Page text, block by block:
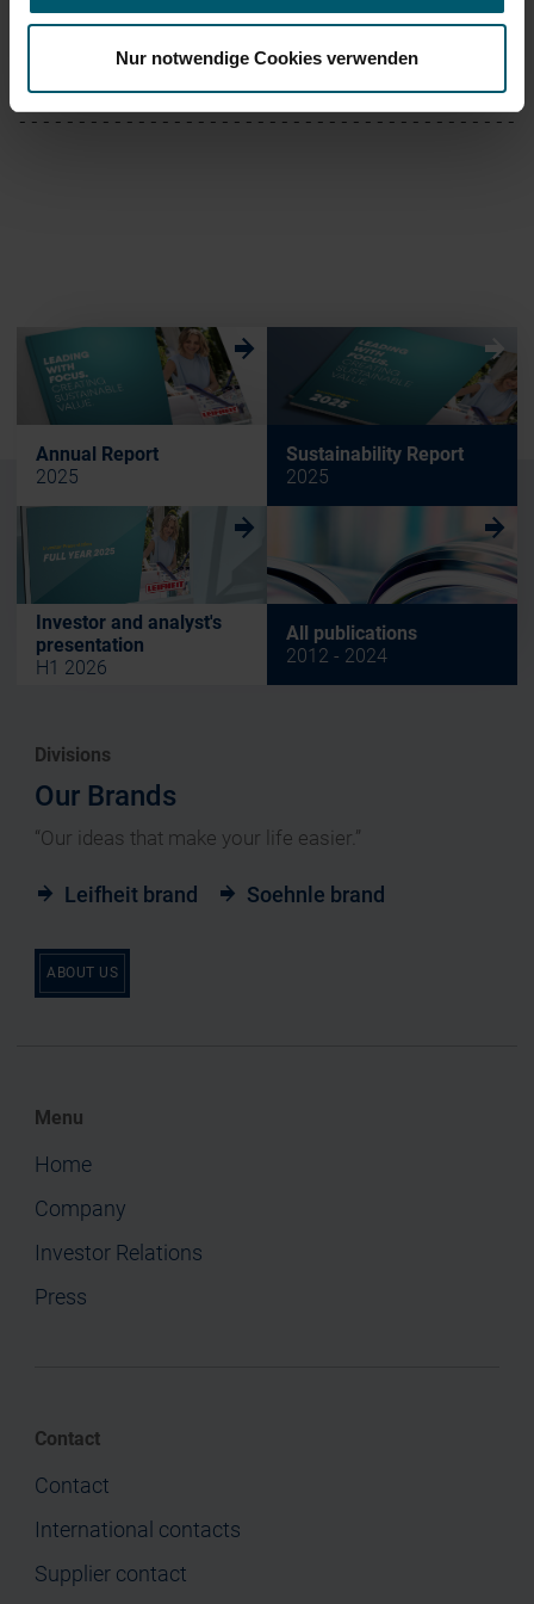
Nur notwendige Cookies verwenden
End of Announcement
Annual Report
2025
w
Sustainability Report
2025
w
Investor and analyst's
presentation
H1 2026
w
All publications
2012 - 2024
w
Divisions
Our Brands
“Our ideas that make your life easier.”
Leifheit brand Soehnle brand
ABOUT US
Menu
Home
Company
Investor Relations
Press
Contact
Contact
International contacts
Supplier contact